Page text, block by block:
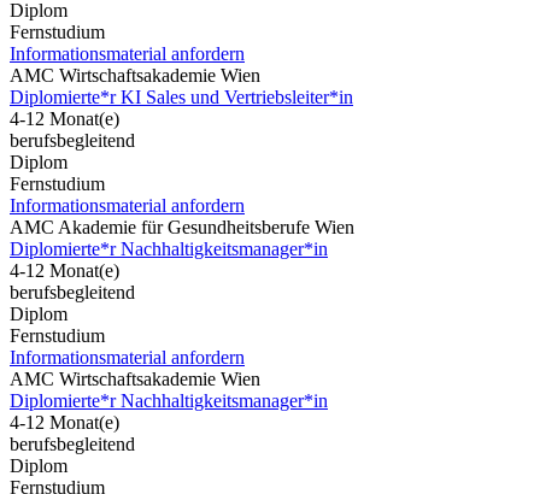
Diplom
Fernstudium
Informationsmaterial anfordern
AMC Wirtschaftsakademie Wien
Diplomierte*r KI Sales und Vertriebsleiter*in
4-12 Monat(e)
berufsbegleitend
Diplom
Fernstudium
Informationsmaterial anfordern
AMC Akademie für Gesundheitsberufe Wien
Diplomierte*r Nachhaltigkeitsmanager*in
4-12 Monat(e)
berufsbegleitend
Diplom
Fernstudium
Informationsmaterial anfordern
AMC Wirtschaftsakademie Wien
Diplomierte*r Nachhaltigkeitsmanager*in
4-12 Monat(e)
berufsbegleitend
Diplom
Fernstudium